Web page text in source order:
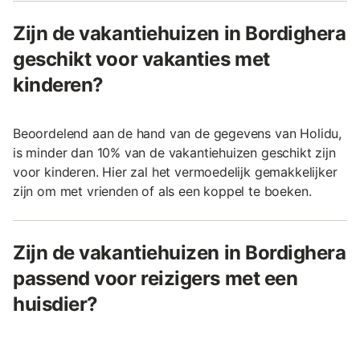
Zijn de vakantiehuizen in Bordighera
geschikt voor vakanties met
kinderen?
Beoordelend aan de hand van de gegevens van Holidu,
is minder dan 10% van de vakantiehuizen geschikt zijn
voor kinderen. Hier zal het vermoedelijk gemakkelijker
zijn om met vrienden of als een koppel te boeken.
Zijn de vakantiehuizen in Bordighera
passend voor reizigers met een
huisdier?